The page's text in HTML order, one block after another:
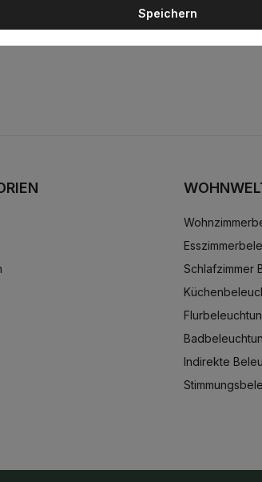
Farbwiedergabe und minimalem
Effizienz durch den Einsatz moderner
Flood) erhältlich.
Schlafzimmer
Indirekte
Speichern